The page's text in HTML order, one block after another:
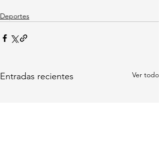
Deportes
Entradas recientes Ver todo